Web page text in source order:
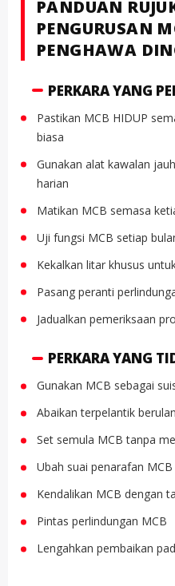
PANDUAN
PENGURUSAN
PENGHAWA
PERKARA YANG
Pastikan MCB HIDUP
biasa
Gunakan alat kawalan
harian
Matikan MCB semasa
Uji fungsi MCB setiap
Kekalkan litar khusus
Pasang peranti
Jadualkan pemeriksaan
PERKARA YANG
Gunakan MCB sebagai
Abaikan terpelantik
Set semula MCB tanpa
Ubah suai penarafan MCB
Kendalikan MCB dengan
Pintas perlindungan MCB
Lengahkan pembaikan